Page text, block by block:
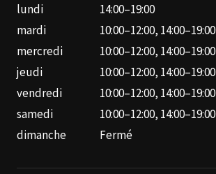
lundi
14:00–19:00
mardi
10:00–12:00, 14:00–19:00
mercredi
10:00–12:00, 14:00–19:00
jeudi
10:00–12:00, 14:00–19:00
vendredi
10:00–12:00, 14:00–19:00
samedi
10:00–12:00, 14:00–19:00
dimanche
Fermé